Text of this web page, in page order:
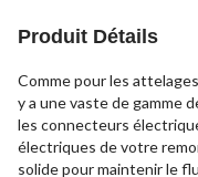
Produit Détails
Comme pour les
y a une vaste de gamme
les connecteurs
électriques de votre
solide pour maintenir le